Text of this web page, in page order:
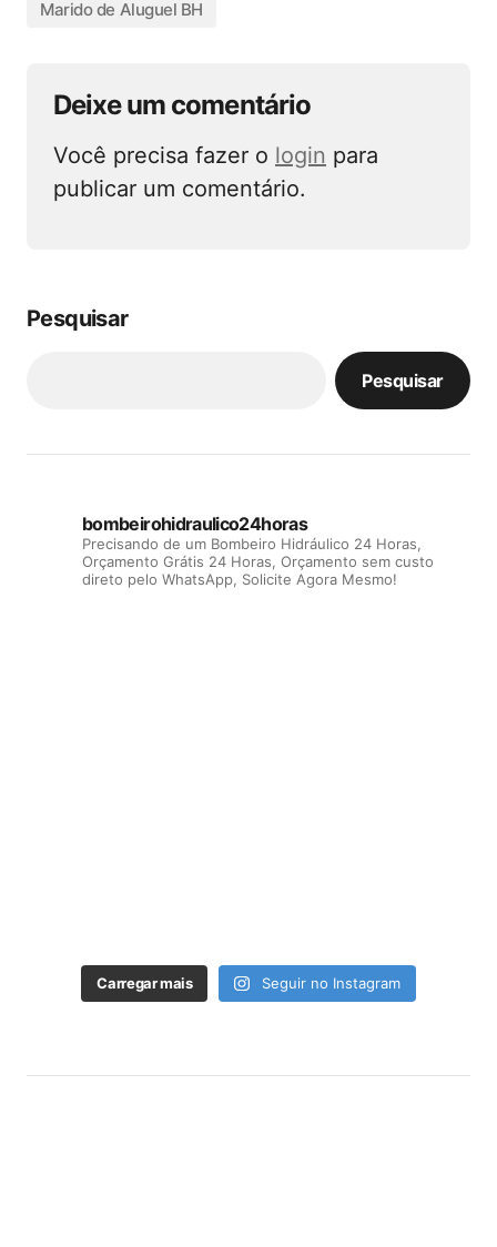
Marido de Aluguel BH
Deixe um comentário
Você precisa fazer o login para
publicar um comentário.
Pesquisar
Pesquisar
bombeirohidraulico24horas
Precisando de um Bombeiro Hidráulico 24 Horas,
Orçamento Grátis 24 Horas, Orçamento sem custo
direto pelo WhatsApp, Solicite Agora Mesmo!
Carregar mais Seguir no Instagram